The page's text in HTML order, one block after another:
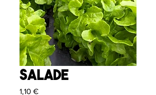
Salade
1,10 €Prix